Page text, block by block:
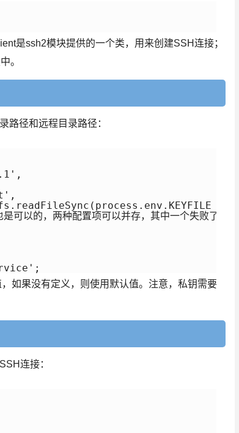
是ssh2模块提供的一个类，用来创建SSH连接；
。
路径和远程目录路径：
||
可以的，两种配置项可以并存，其中一个失败了
如果没有定义，则使用默认值。注意，私钥需要
连接：